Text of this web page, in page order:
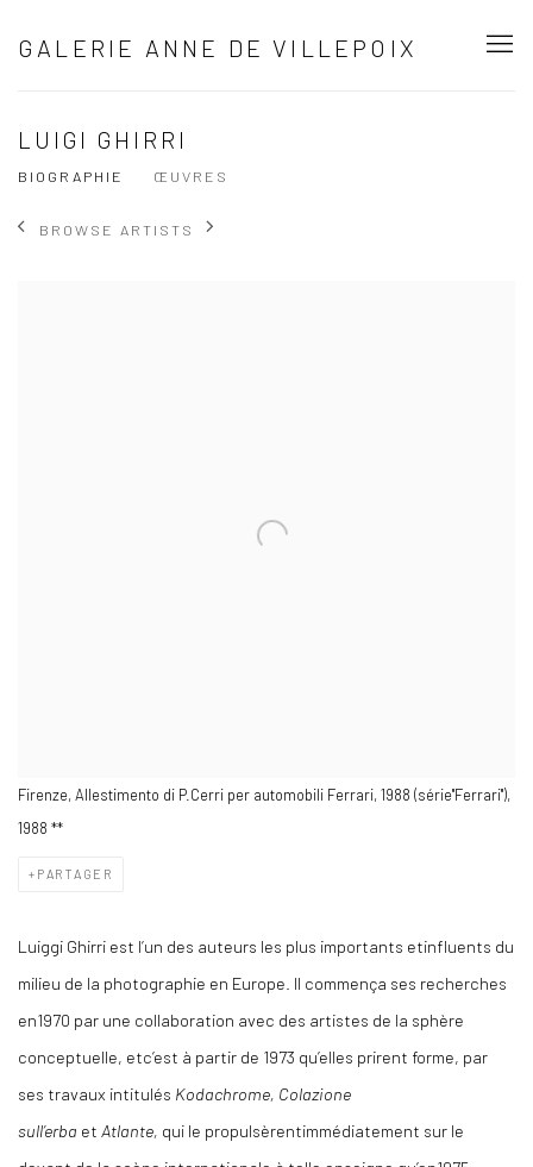
GALERIE ANNE DE VILLEPOIX
LUIGI GHIRRI
BIOGRAPHIE ŒUVRES
BROWSE ARTISTS
Firenze, Allestimento di P.Cerri per automobili Ferrari, 1988 (série"Ferrari"),
1988 **
PARTAGER
Luiggi Ghirri est l’un des auteurs les plus importants etinfluents du
milieu de la photographie en Europe. Il commença ses recherches
en1970 par une collaboration avec des artistes de la sphère
conceptuelle, etc’est à partir de 1973 qu’elles prirent forme, par
ses travaux intitulés Kodachrome, Colazione
sull’erba et Atlante, qui le propulsèrentimmédiatement sur le